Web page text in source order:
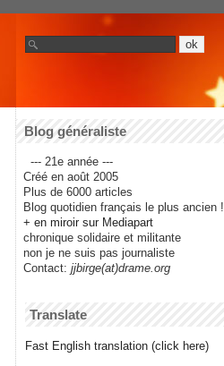
Blog généraliste
--- 21e année ---
Créé en août 2005
Plus de 6000 articles
Blog quotidien français le plus ancien !
+ en miroir sur Mediapart
chronique solidaire et militante
non je ne suis pas journaliste
Contact: jjbirge(at)drame.org
Translate
Fast English translation (click here)